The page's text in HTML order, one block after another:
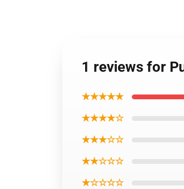
1 reviews for
★★★★★
★★★★☆
★★★☆☆
★★☆☆☆
★☆☆☆☆